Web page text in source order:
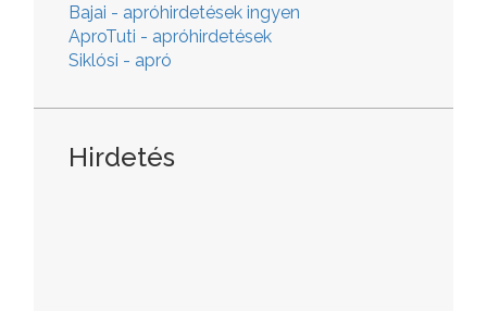
Bajai - apróhirdetések ingyen
AproTuti - apróhirdetések
Siklósi - apró
Hirdetés